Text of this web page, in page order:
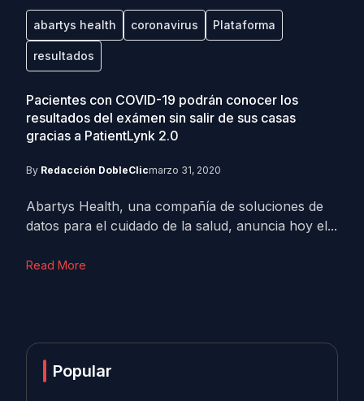
abartys health coronavirus Plataforma
resultados
Pacientes con COVID-19 podrán conocer los
resultados del exámen sin salir de sus casas
gracias a PatientLynk 2.0
By Redacción DobleClicmarzo 31, 2020
Abartys Health, una compañía de soluciones de
datos para el cuidado de la salud, anuncia hoy el...
Read More
Popular